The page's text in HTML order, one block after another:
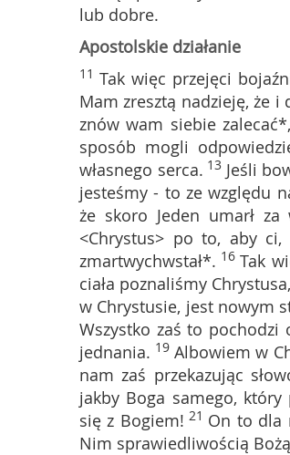
lub dobre.
Apostolskie działanie
11Tak więc przejęci
Mam zresztą nadzieję, że
znów wam siebie
sposób mogli
własnego serca. 13 Jeśli
jesteśmy - to ze względu
że skoro Jeden umarł
<Chrystus> po to, aby
zmartwychwstał*. 16Tak
ciała poznaliśmy
w Chrystusie, jest nowym
Wszystko zaś to pochodzi
jednania. 19 Albowiem w
nam zaś przekazując
jakby Boga samego,
się z Bogiem! 21 On to dla
Nim sprawiedliwością